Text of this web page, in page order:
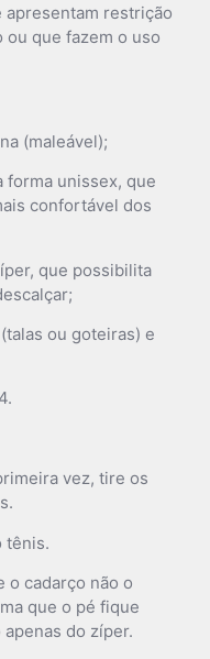
apresentam restrição
que fazem o uso
(maleável);
forma unissex, que
confortável dos
que possibilita
ou goteiras) e
vez, tire os
tênis.
o cadarço não o
que o pé fique
do zíper.